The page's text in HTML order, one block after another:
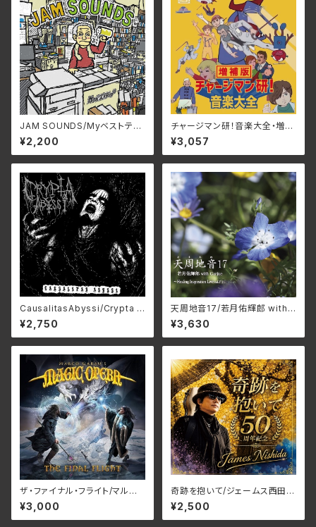
JAM SOUNDS/Myベストテー
プ RTN-024(仕様:CD)
¥2,200
チャージマン研！音楽大全・増補
版/宮内國郎 3SCD-0077
(仕様:CD)
¥3,057
CausalitasAbyssi/Crypta A
byssi HMP-122(仕様:CD)
¥2,750
天周地音17/若月佑輝郎 with
Garjue TXTH-0043(仕様:
CD)
¥3,630
ザ・ファイナル・フライト/マルコ・
ガラウズ・マジック・オペラ RB
NCD-1472(仕様:CD)
¥3,000
奇跡を抱いて/ジェームス西田
JMG-37(仕様:CD)
¥2,500